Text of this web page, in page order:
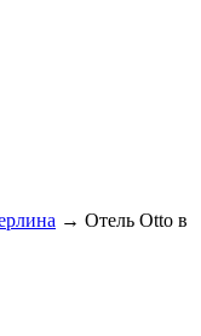
→ Отель Otto в